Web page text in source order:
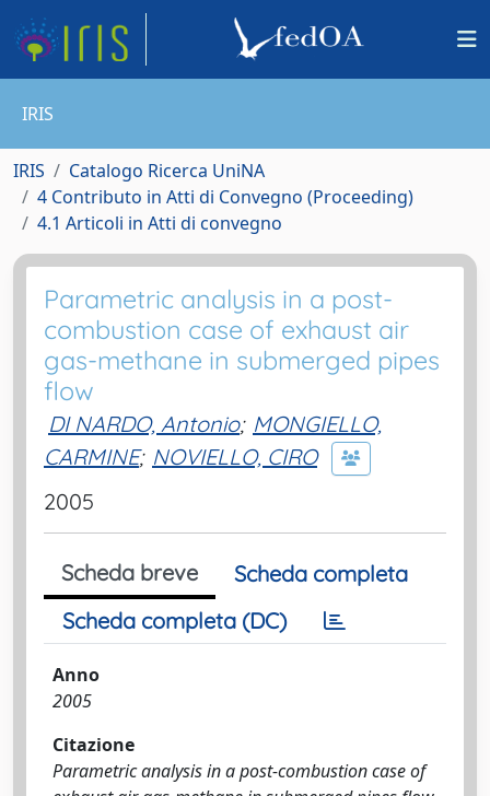
IRIS
IRIS
Catalogo Ricerca UniNA
4 Contributo in Atti di Convegno (Proceeding)
4.1 Articoli in Atti di convegno
Parametric analysis in a post-
combustion case of exhaust air
gas-methane in submerged pipes
flow
DI NARDO, Antonio; MONGIELLO,
CARMINE; NOVIELLO, CIRO
2005
Scheda breve
Scheda completa
Scheda completa (DC)
Anno
2005
Citazione
Parametric analysis in a post-combustion case of